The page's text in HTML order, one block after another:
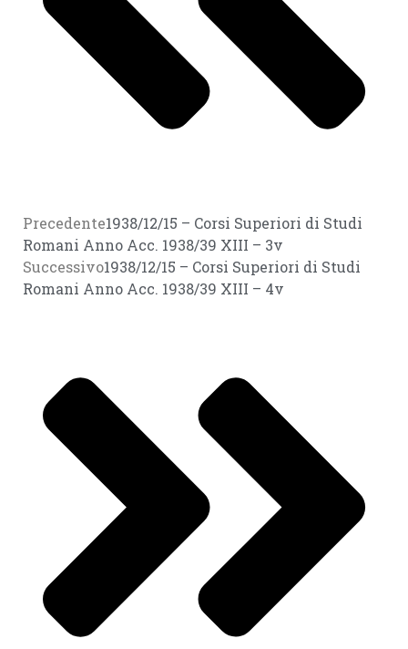
Precedente1938/12/15 – Corsi Superiori di Studi
Romani Anno Acc. 1938/39 XIII – 3v
Successivo1938/12/15 – Corsi Superiori di Studi
Romani Anno Acc. 1938/39 XIII – 4v